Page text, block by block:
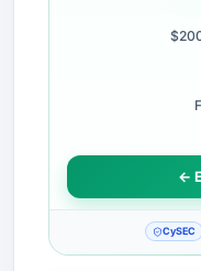
CySEC